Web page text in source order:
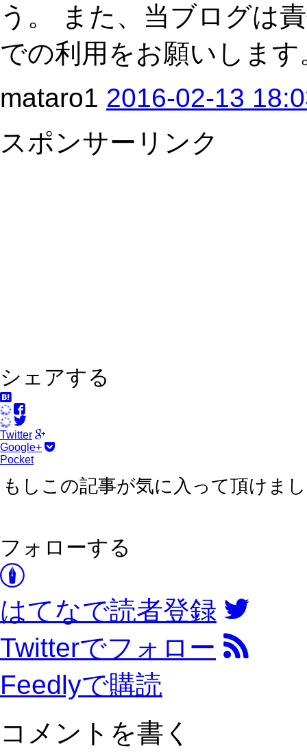
う。 また、当ブログは
での利用をお願いします
mataro1 2016-02-13
スポンサーリンク
シェアする
Twitter
Google+
Pocket
もしこの記事が気に入って頂けま
フォローする
はてなで読者登録
Twitterでフォロー
Feedlyで購読
コメントを書く